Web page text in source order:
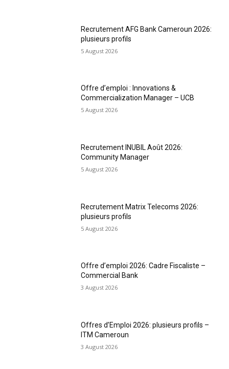
Recrutement AFG Bank Cameroun 2026:
plusieurs profils
5 August 2026
Offre d’emploi : Innovations &
Commercialization Manager – UCB
5 August 2026
Recrutement INUBIL Août 2026:
Community Manager
5 August 2026
Recrutement Matrix Telecoms 2026:
plusieurs profils
5 August 2026
Offre d’emploi 2026: Cadre Fiscaliste –
Commercial Bank
3 August 2026
Offres d’Emploi 2026: plusieurs profils –
ITM Cameroun
3 August 2026